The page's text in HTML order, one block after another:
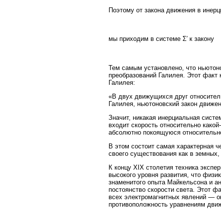
Поэтому от закона движения в
мы приходим в системе Σ′ к закону
Тем самым установлено, что
преобразований Галилея. Этот факт
Галилея:
«В двух движущихся друг
Галилея, ньютоновский закон
Значит, никакая инерциальная
входит скорость относительно
абсолютно покоящуюся
В этом состоит самая характерная
своего существования как в
К концу XIX столетия техника
высокого уровня развития, что
знаменитого опыта Майкельсона и
постоянство скорости света. Этот
всех электромагнитных явлений —
противоположность уравнениям